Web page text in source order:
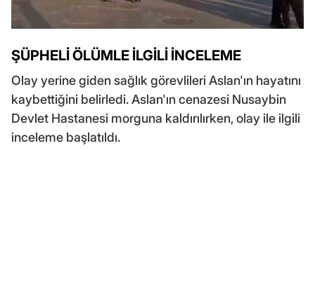
ŞÜPHELİ ÖLÜMLE İLGİLİ İNCELEME
Olay yerine giden sağlık görevlileri Aslan'ın hayatını
kaybettiğini belirledi. Aslan'ın cenazesi Nusaybin
Devlet Hastanesi morguna kaldırılırken, olay ile ilgili
inceleme başlatıldı.